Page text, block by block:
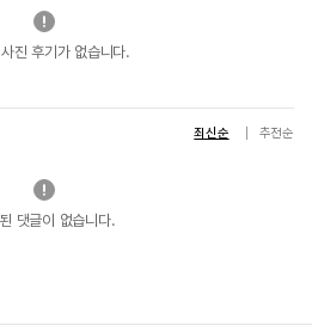
진 후기가 없습니다.
최신순 추천순
댓글이 없습니다.